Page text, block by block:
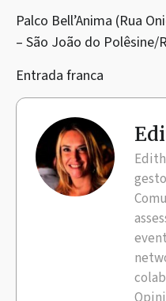
Palco Bell’Anima (Rua
– São João do Polêsine/
Entrada franca